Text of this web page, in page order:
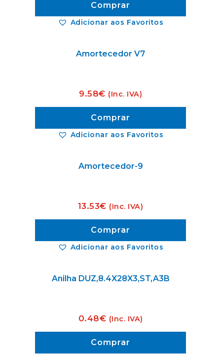
Adicionar aos Favoritos
Comprar
Adicionar aos Favoritos
Amortecedor V7
9.58€ (Inc. IVA)
Comprar
Adicionar aos Favoritos
Amortecedor-9
13.53€ (Inc. IVA)
Comprar
Anilha DUZ,8.4X28X3,ST,A3B
0.48€ (Inc. IVA)
Comprar